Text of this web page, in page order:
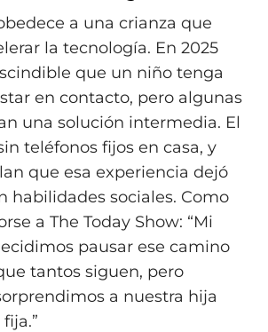
a una crianza que
la tecnología. En 2025
que un niño tenga
en contacto, pero algunas
una solución intermedia. El
teléfonos fijos en casa, y
que esa experiencia dejó
habilidades sociales. Como
a The Today Show: “Mi
pausar ese camino
tantos siguen, pero
a nuestra hija